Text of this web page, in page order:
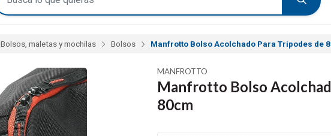
Bolsos, maletas y mochilas Bolsos Manfrotto Bolso Acolchado Para Trípodes de
MANFROTTO
Manfrotto Bolso
80cm